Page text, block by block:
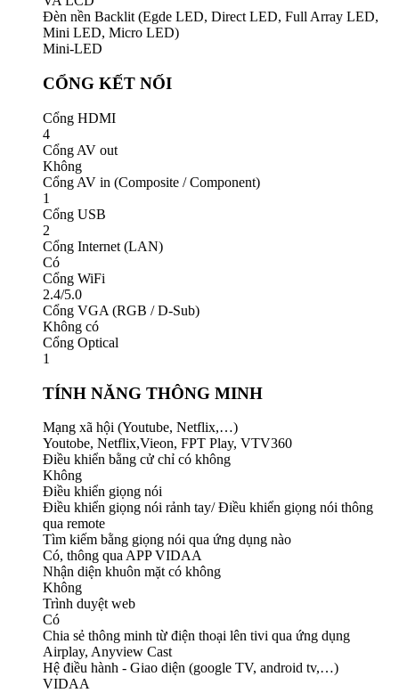
Đèn nền Backlit (Egde LED, Direct LED, Full Array LED,
Mini LED, Micro LED)
Mini-LED
CỔNG KẾT NỐI
Cổng HDMI
4
Cổng AV out
Không
Cổng AV in (Composite / Component)
1
Cổng USB
2
Cổng Internet (LAN)
Có
Cổng WiFi
2.4/5.0
Cổng VGA (RGB / D-Sub)
Không có
Cổng Optical
1
TÍNH NĂNG THÔNG MINH
Mạng xã hội (Youtube, Netflix,…)
Youtobe, Netflix,Vieon, FPT Play, VTV360
Điều khiển bằng cử chỉ có không
Không
Điều khiển giọng nói
Điều khiển giọng nói rảnh tay/ Điều khiển giọng nói thông
qua remote
Tìm kiếm bằng giọng nói qua ứng dụng nào
Có, thông qua APP VIDAA
Nhận diện khuôn mặt có không
Không
Trình duyệt web
Có
Chia sẻ thông minh từ điện thoại lên tivi qua ứng dụng
Airplay, Anyview Cast
Hệ điều hành - Giao diện (google TV, android tv,…)
VIDAA